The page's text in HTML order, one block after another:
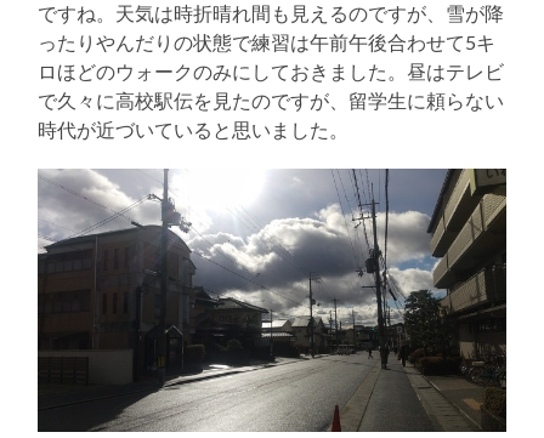
ですね。天気は時折晴れ間も見えるのですが、雪が降
ったりやんだりの状態で練習は午前午後合わせて5キ
ロほどのウォークのみにしておきました。昼はテレビ
で久々に高校駅伝を見たのですが、留学生に頼らない
時代が近づいていると思いました。